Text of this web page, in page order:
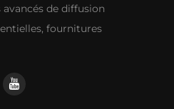
de diffusion
fournitures